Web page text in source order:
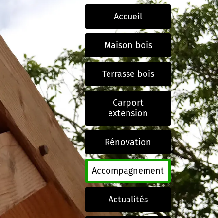
Accueil
Maison bois
Terrasse bois
Carport
extension
Rénovation
Accompagnement
Actualités